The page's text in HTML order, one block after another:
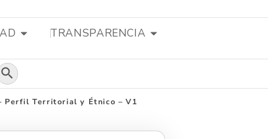
TRANSPARENCIA
de búsqueda
Perfil Territorial y Étnico – V1